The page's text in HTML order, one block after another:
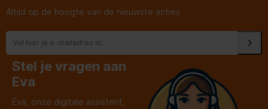
Altijd op de hoogte van de nieuwste acties
Stel je vragen aan
Eva
Eva, onze digitale assistent,